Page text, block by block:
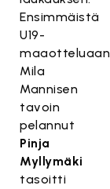
Ensimmäistä
U19-
maaotteluaan
Mila
Mannisen
tavoin
pelannut
Pinja
Myllymäki
tasoitti